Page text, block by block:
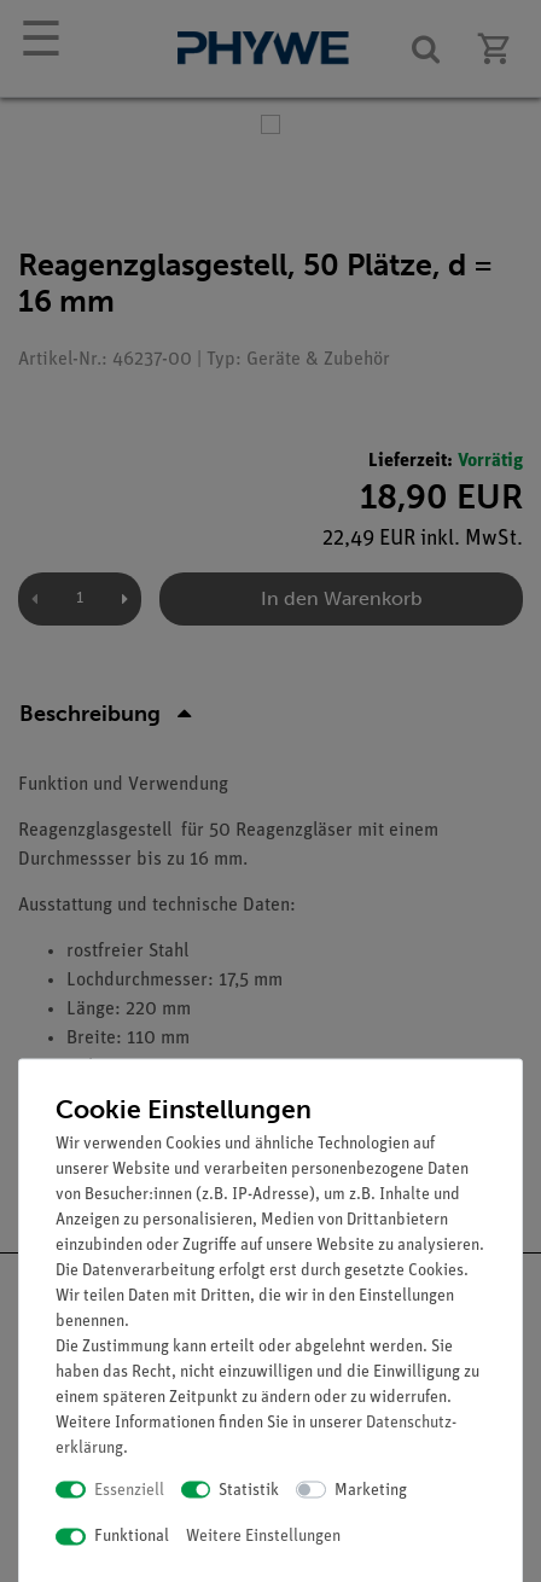
☰
Reagenzglasgestell, 50 Plätze, d =
16 mm
Artikel-Nr.: 46237-00 | Typ: Geräte & Zubehör
Lieferzeit: Vorrätig
18,90 EUR
22,49 EUR inkl. MwSt.
In den Warenkorb
Beschreibung
Funktion und Verwendung
Reagenzglasgestell für 50 Reagenzgläser mit einem
Durchmessser bis zu 16 mm.
Ausstattung und technische Daten:
rostfreier Stahl
Lochdurchmesser: 17,5 mm
Länge: 220 mm
Breite: 110 mm
Versandkostenfrei ab 300,- €
Nach oben
Informationen Service
Cookie Einstellungen
Wir verwenden Cookies und ähnliche Technologien auf
unserer Website und verarbeiten personenbezogene Daten
von Besucher:innen (z.B. IP-Adresse), um z.B. Inhalte und
Anzeigen zu personalisieren, Medien von Drittanbietern
einzubinden oder Zugriffe auf unsere Website zu analysieren.
Die Datenverarbeitung erfolgt erst durch gesetzte Cookies.
Wir teilen Daten mit Dritten, die wir in den Einstellungen
benennen.
Die Zustimmung kann erteilt oder abgelehnt werden. Sie
haben das Recht, nicht einzuwilligen und die Einwilligung zu
einem späteren Zeitpunkt zu ändern oder zu widerrufen.
Weitere Informationen finden Sie in unserer Daten­schutz­
erklärung.
Essenziell Statistik Marketing
Funktional Weitere Einstellungen